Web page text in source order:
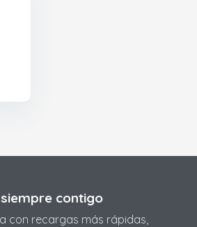
contigo
con recargas más rápidas,